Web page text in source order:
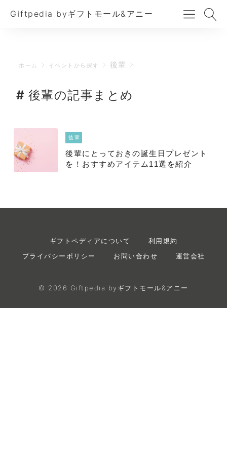
Giftpedia byギフトモール&アニー
ホーム イベントから探す 後輩
後輩の記事まとめ
後輩
後輩にとっておきの誕生日プレゼント
を！おすすめアイテム11選を紹介
ギフトペディアについて
利用規約
プライバシーポリシー
お問い合わせ 運営会社
© 2026 Giftpedia byギフトモール&アニー